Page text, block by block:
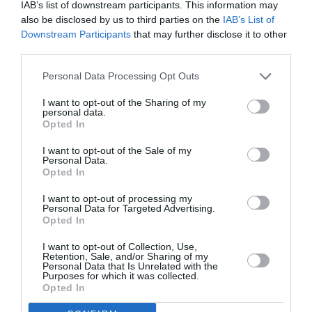
IAB’s list of downstream participants. This information may
also be disclosed by us to third parties on the IAB’s List of
Downstream Participants that may further disclose it to other
Personal Data Processing Opt Outs
I want to opt-out of the Sharing of my
personal data.
Opted In
I want to opt-out of the Sale of my
Personal Data.
Opted In
I want to opt-out of processing my
Personal Data for Targeted Advertising.
Opted In
I want to opt-out of Collection, Use,
Retention, Sale, and/or Sharing of my
Personal Data that Is Unrelated with the
Purposes for which it was collected.
Opted In
Το Εθνικό Θέατρο Βουλγαρίας «Ιβάν Βάζοφ»
συναντά τους Tiger Lillies, ζωντανά επί σκηνής,
σε μια παράσταση που διαβάζει τις
σύγκρουση ανάμεσα στη διονυσιακή
απορρύθμιση και την απολλώνια τάξη,
δοκιμάζοντας τα όρια της λογικής, των θεσμών
και του φόβου απέναντι στο «άλλο». Με τους